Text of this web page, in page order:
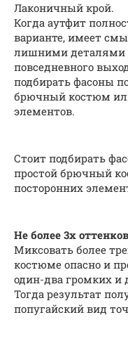
Лаконичный крой.
Когда аутфит
варианте, имеет
лишними деталями
повседневного
подбирать фасоны
брючный костюм
элементов.
Стоит подбирать
простой брючный
посторонних
Не более 3х
Миксовать более
костюме опасно и
один-два громких
Тогда результат
попугайский вид